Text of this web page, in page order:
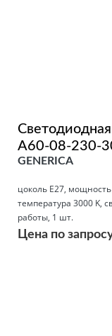
A60-08-230-
GENERICA
цоколь E27,
температура 3000 K,
работы, 1 шт.
Цена по